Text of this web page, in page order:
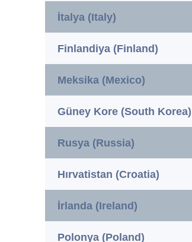
İtalya (Italy)
Finlandiya (Finland)
Meksika (Mexico)
Güney Kore (South Korea)
Rusya (Russia)
Hırvatistan (Croatia)
İrlanda (Ireland)
Polonya (Poland)